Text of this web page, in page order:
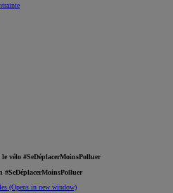
vélo #SeDéplacerMoinsPolluer
#SeDéplacerMoinsPolluer
(Opens in new window)